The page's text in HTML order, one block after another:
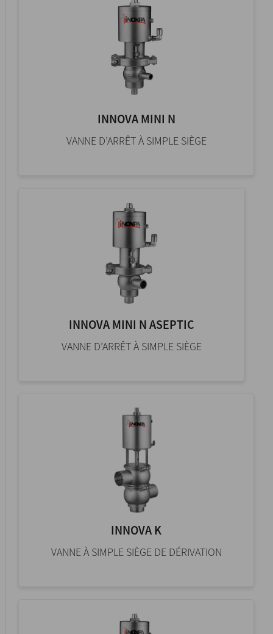
INNOVA MINI N
VANNE D’ARRÊT À SIMPLE SIÈGE
INNOVA MINI N ASEPTIC
VANNE D’ARRÊT À SIMPLE SIÈGE
INNOVA K
VANNE À SIMPLE SIÈGE DE DÉRIVATION